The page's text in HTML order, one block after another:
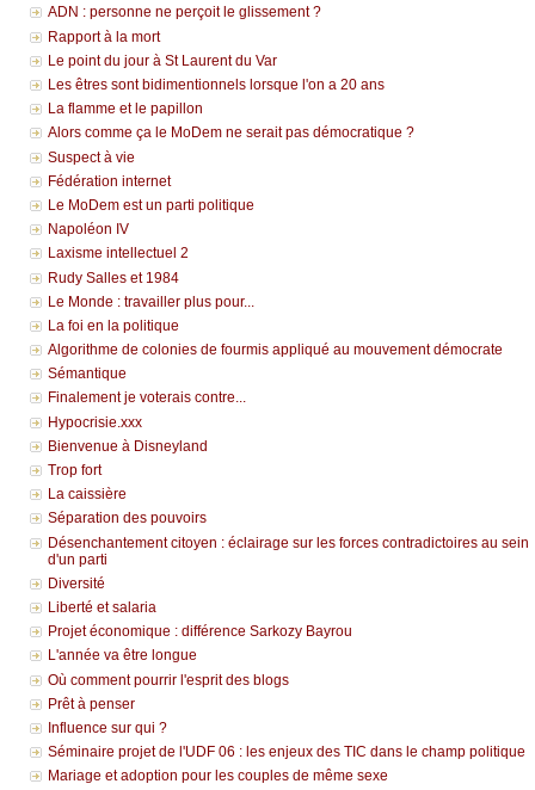
ADN : personne ne perçoit le glissement ?
Rapport à la mort
Le point du jour à St Laurent du Var
Les êtres sont bidimentionnels lorsque l'on a 20 ans
La flamme et le papillon
Alors comme ça le MoDem ne serait pas démocratique ?
Suspect à vie
Fédération internet
Le MoDem est un parti politique
Napoléon IV
Laxisme intellectuel 2
Rudy Salles et 1984
Le Monde : travailler plus pour...
La foi en la politique
Algorithme de colonies de fourmis appliqué au mouvement démocrate
Sémantique
Finalement je voterais contre...
Hypocrisie.xxx
Bienvenue à Disneyland
Trop fort
La caissière
Séparation des pouvoirs
Désenchantement citoyen : éclairage sur les forces contradictoires au sein
d'un parti
Diversité
Liberté et salaria
Projet économique : différence Sarkozy Bayrou
L'année va être longue
Où comment pourrir l'esprit des blogs
Prêt à penser
Influence sur qui ?
Séminaire projet de l'UDF 06 : les enjeux des TIC dans le champ politique
Mariage et adoption pour les couples de même sexe